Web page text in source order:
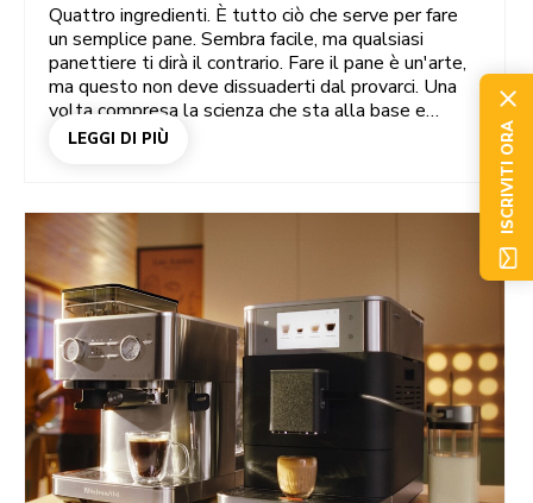
Quattro ingredienti. È tutto ciò che serve per fare
un semplice pane. Sembra facile, ma qualsiasi
panettiere ti dirà il contrario. Fare il pane è un'arte,
ma questo non deve dissuaderti dal provarci. Una
volta compresa la scienza che sta alla base e
appresi i seguenti passaggi chiave, imparerai in
impasti, il tuo modo di lavorare sarà più o meno lo
stesso. Perché per fare il pane, che sia di segale, a
lievitazione naturale o perfino brioche, bastano tre
passaggi chiave.
LEGGI DI PIÙ ISCRIVITI ORA